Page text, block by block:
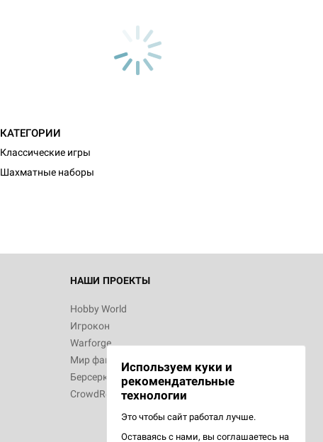
КАТЕГОРИИ
Классические игры
Шахматные наборы
НАШИ ПРОЕКТЫ
Hobby World
Игрокон
Warforge
Мир фантастики
Берсерк
CrowdRepublic
Используем куки и
рекомендательные
технологии
Это чтобы сайт работал лучше.
Оставаясь с нами, вы соглашаетесь на